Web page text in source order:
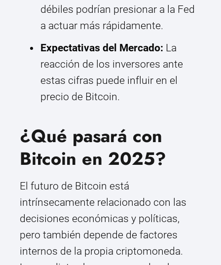
débiles podrían presionar a la Fed
a actuar más rápidamente.
Expectativas del Mercado: La
reacción de los inversores ante
estas cifras puede influir en el
precio de Bitcoin.
¿Qué pasará con
Bitcoin en 2025?
El futuro de Bitcoin está
intrínsecamente relacionado con las
decisiones económicas y políticas,
pero también depende de factores
internos de la propia criptomoneda.